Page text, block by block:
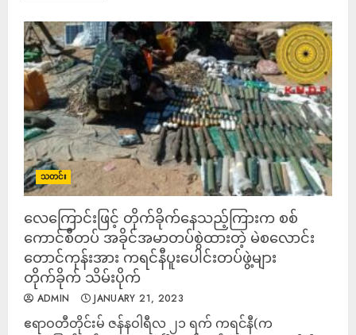
သတင်း
လေကြောင်းဖြင့် တိုက်ခိုက်နေသည့်ကြားက စစ်
ကောင်စီတပ် အခိုင်အမာတပ်စွဲထားတဲ့ မဲစလောင်း
တောင်ကုန်းအား ကရင်နီပူးပေါင်းတပ်ဖွဲ့များ
တိုက်ခိုက် သိမ်းပိုက်
ADMIN JANUARY 21, 2023
ဧရာဝတီတိုင်းမ် ဇန်နဝါရီလ ၂၁ ရက် ကရင်နီ(က